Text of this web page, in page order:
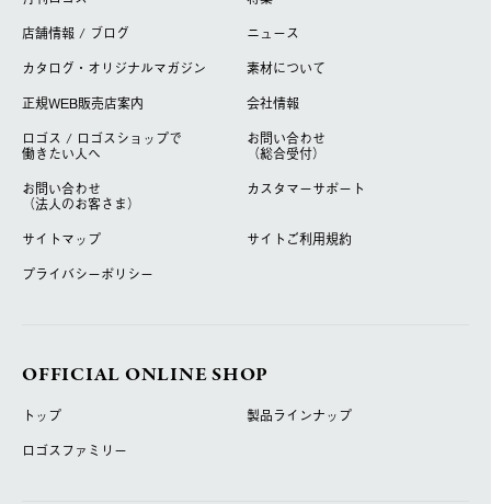
店舗情報 / ブログ
ニュース
カタログ・オリジナルマガジン
素材について
正規WEB販売店案内
会社情報
ロゴス / ロゴスショップで
働きたい人へ
お問い合わせ
（総合受付）
お問い合わせ
（法人のお客さま）
カスタマーサポート
サイトマップ
サイトご利用規約
プライバシーポリシー
OFFICIAL ONLINE SHOP
トップ
製品ラインナップ
ロゴスファミリー